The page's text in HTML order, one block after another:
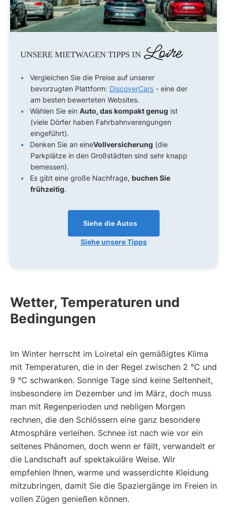
UNSERE MIETWAGEN TIPPS IN Loire
Vergleichen Sie die Preise auf unserer
bevorzugten Plattform: DiscoverCars - eine der
am besten bewerteten Websites.
Wählen Sie ein Auto, das kompakt genug ist
(viele Dörfer haben Fahrbahnverengungen
eingeführt).
Denken Sie an eineVollversicherung (die
Parkplätze in den Großstädten sind sehr knapp
bemessen).
Es gibt eine große Nachfrage, buchen Sie
frühzeitig.
Siehe die Autos
Siehe unsere Tipps
Wetter, Temperaturen und
Bedingungen
Im Winter herrscht im Loiretal ein gemäßigtes Klima
mit Temperaturen, die in der Regel zwischen 2 °C und
9 °C schwanken. Sonnige Tage sind keine Seltenheit,
insbesondere im Dezember und im März, doch muss
man mit Regenperioden und nebligen Morgen
rechnen, die den Schlössern eine ganz besondere
Atmosphäre verleihen. Schnee ist nach wie vor ein
seltenes Phänomen, doch wenn er fällt, verwandelt er
die Landschaft auf spektakuläre Weise. Wir
empfehlen Ihnen, warme und wasserdichte Kleidung
mitzubringen, damit Sie die Spaziergänge im Freien in
vollen Zügen genießen können.